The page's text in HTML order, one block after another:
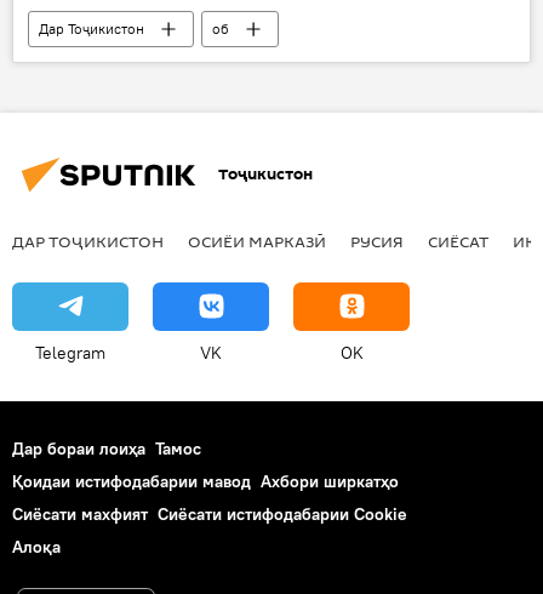
Дар Тоҷикистон
об
обшавии пиряхҳо
Роғун
Тоҷикистон
ДАР ТОҶИКИСТОН ОСИЁИ МАРКАЗӢ РУСИЯ СИЁСАТ
Telegram VK OK
Дар бораи лоиҳа Тамос
Қоидаи истифодабарии мавод Ахбори ширкатҳо
Сиёсати махфият Сиёсати истифодабарии Cookie
Алоқа